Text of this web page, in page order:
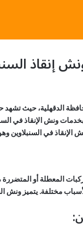
إنقاذ
الدقهلية، حيث
ونش الإنقاذ في
السنبلاوين وهو
المعطلة أو
مختلفة. يتميز ونش